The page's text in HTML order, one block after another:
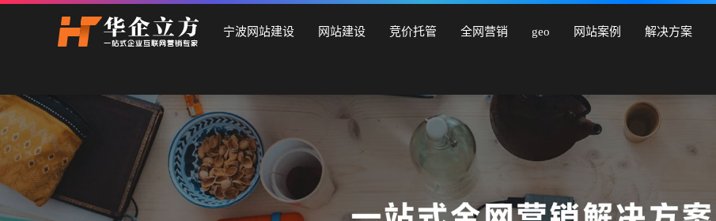
宁波网站建设 网站建设 竞价托管 全网营销 geo 网站案例 解决方案